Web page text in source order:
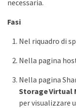
necessaria.
Fasi
Nel riquadro di
Nella pagina
Nella pagina
Storage Virtual
per visualizzare